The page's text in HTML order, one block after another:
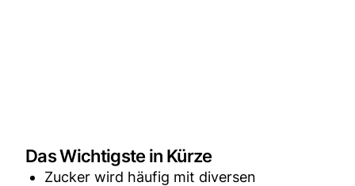
Das Wichtigste in Kürze
Zucker wird häufig mit diversen